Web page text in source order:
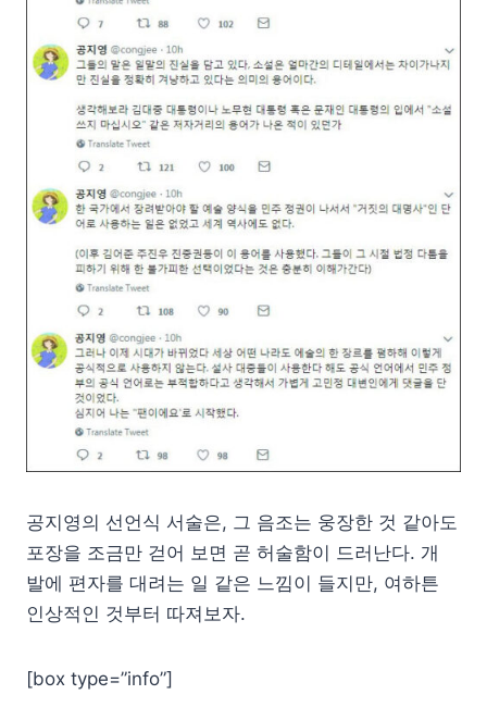
공지영의 선언식 서술은, 그 음조는 웅장한 것 같아도
포장을 조금만 걷어 보면 곧 허술함이 드러난다. 개
발에 편자를 대려는 일 같은 느낌이 들지만, 여하튼
인상적인 것부터 따져보자.
[box type=”info”]